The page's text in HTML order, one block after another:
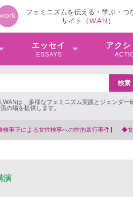
フェミニズムを伝える・学ぶ・つ
サイト（WAN ）
エッセイ
ESSAYS
アクシ
は、多様なフェミニズム実践とジェンダー
の場を提供します。
性的暴行事件】 ◆女性検事を支援する会事務
演